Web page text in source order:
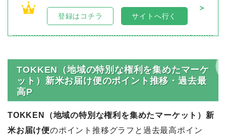
1
＞
登録はコチラ サイトへ行く
TOKKEN（地域の特別な権利を集めたマーケ
ット）新米お届け便のポイント推移・過去最
高P
TOKKEN（地域の特別な権利を集めたマーケット）新
米お届け便のポイント推移グラフと過去最高ポイン